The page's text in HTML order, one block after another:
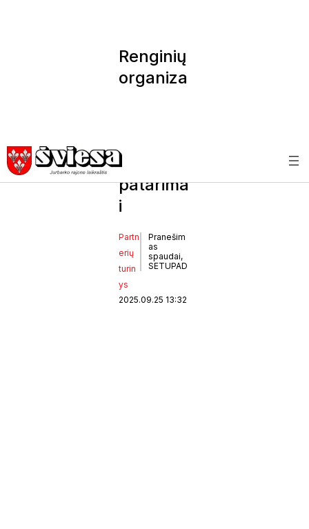
Renginių
organiza
os ir
patarima
i
Partn
erių
turin
ys
Pranešim
as
spaudai,
SETUPAD
2025.09.25 13:32